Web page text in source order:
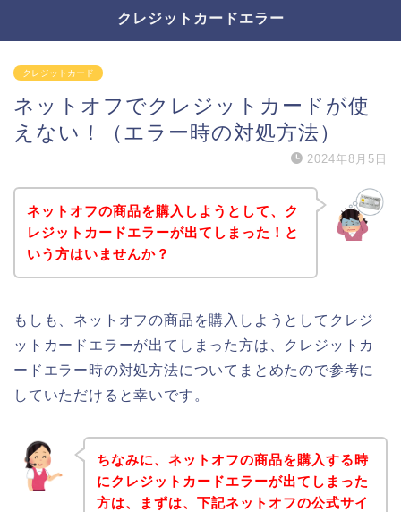
クレジットカードエラー
クレジットカード
ネットオフでクレジットカードが使
えない！（エラー時の対処方法）
2024年8月5日
ネットオフの商品を購入しようとして、ク
レジットカードエラーが出てしまった！と
いう方はいませんか？
もしも、ネットオフの商品を購入しようとしてクレジ
ットカードエラーが出てしまった方は、クレジットカ
ードエラー時の対処方法についてまとめたので参考に
していただけると幸いです。
ちなみに、ネットオフの商品を購入する時
にクレジットカードエラーが出てしまった
方は、まずは、下記ネットオフの公式サイ